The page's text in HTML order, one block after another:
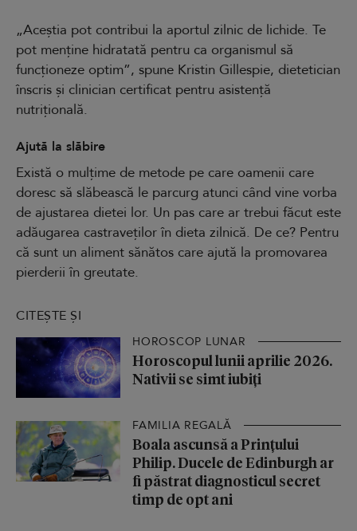
„Aceștia pot contribui la aportul zilnic de lichide. Te
pot menține hidratată pentru ca organismul să
funcționeze optim”, spune Kristin Gillespie, dietetician
înscris și clinician certificat pentru asistență
nutrițională.
Ajută la slăbire
Există o mulțime de metode pe care oamenii care
doresc să slăbească le parcurg atunci când vine vorba
de ajustarea dietei lor. Un pas care ar trebui făcut este
adăugarea castraveților în dieta zilnică. De ce? Pentru
că sunt un aliment sănătos care ajută la promovarea
pierderii în greutate.
CITEȘTE ȘI
HOROSCOP LUNAR
Horoscopul lunii aprilie 2026.
Nativii se simt iubiți
FAMILIA REGALĂ
Boala ascunsă a Prințului
Philip. Ducele de Edinburgh ar
fi păstrat diagnosticul secret
timp de opt ani